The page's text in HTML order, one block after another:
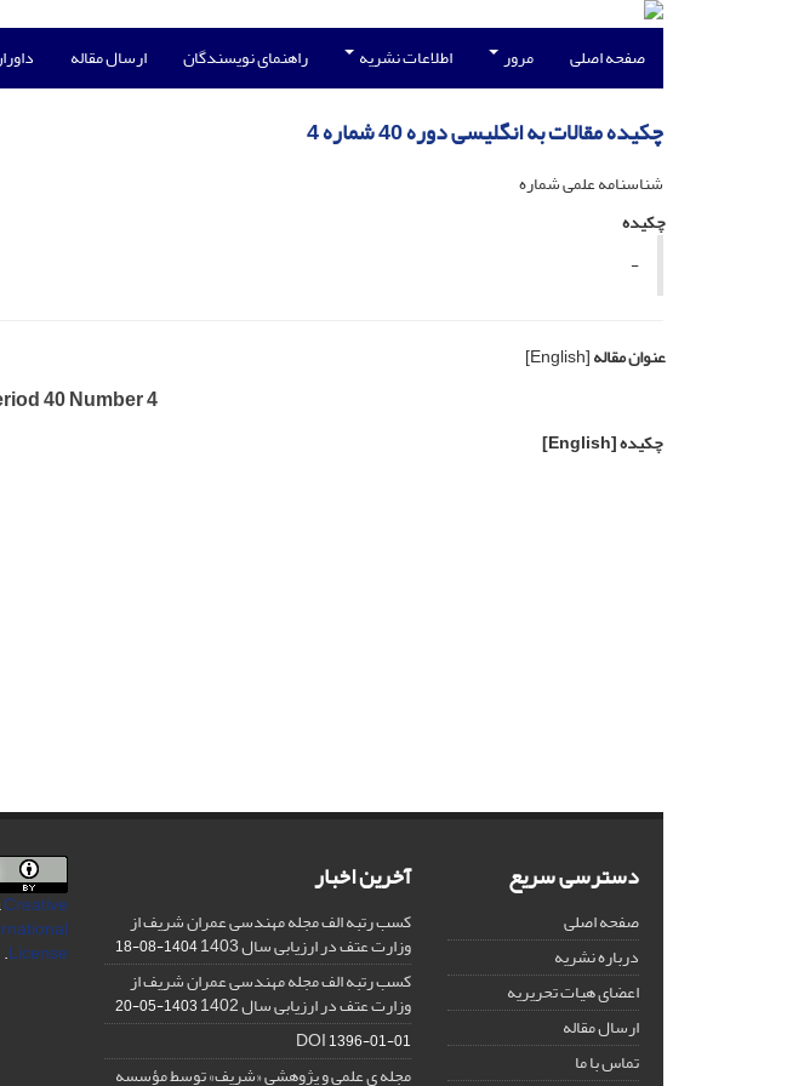
صفحه اصلی مرور اطلاعات نشریه راهنمای نویسندگان ارسال مقاله
چکیده مقالات به انگلیسی دوره 40 شماره 4
شناسنامه علمی شماره
چکیده
-
عنوان مقاله[English]
40 Number 4
چکیده[English]
دسترسی سریع
صفحه اصلی
درباره نشریه
اعضای هیات تحریریه
ارسال مقاله
تماس با ما
آخرین اخبار
کسب رتبه الف مجله مهندسی عمران شریف از
وزارت عتف در ارزیابی سال 1403 1404-08-18
کسب رتبه الف مجله مهندسی عمران شریف از
وزارت عتف در ارزیابی سال 1402 1403-05-20
DOI1396-01-01
مجله ی علمی و پژوهشی «شریف» توسط مؤسسه
Creative
License
.